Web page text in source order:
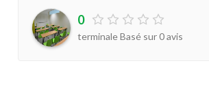
0
terminale Basé sur0avis